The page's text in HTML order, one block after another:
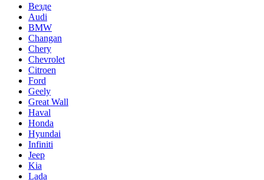
Везде
Audi
BMW
Changan
Chery
Chevrolet
Citroen
Ford
Geely
Great Wall
Haval
Honda
Hyundai
Infiniti
Jeep
Kia
Lada